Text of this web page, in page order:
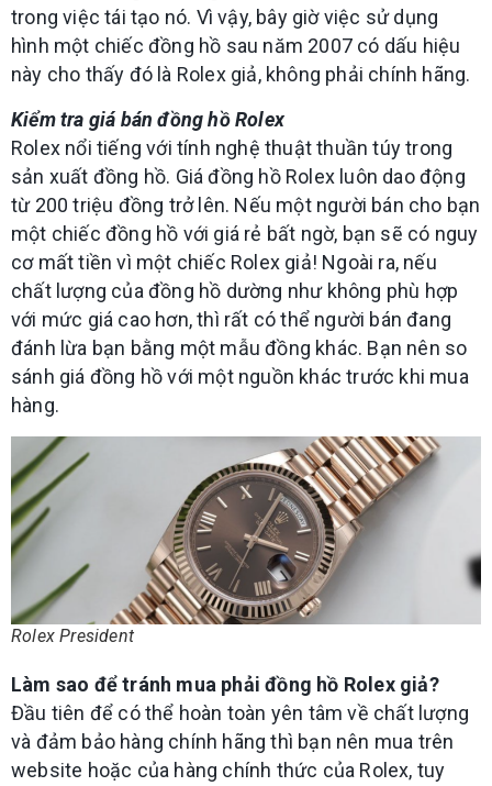
trong việc tái tạo nó. Vì vậy, bây giờ việc sử dụng
hình một chiếc đồng hồ sau năm 2007 có dấu hiệu
này cho thấy đó là Rolex giả, không phải chính hãng.
Kiểm tra giá bán đồng hồ Rolex
Rolex nổi tiếng với tính nghệ thuật thuần túy trong
sản xuất đồng hồ. Giá đồng hồ Rolex luôn dao động
từ 200 triệu đồng trở lên. Nếu một người bán cho bạn
một chiếc đồng hồ với giá rẻ bất ngờ, bạn sẽ có nguy
cơ mất tiền vì một chiếc Rolex giả! Ngoài ra, nếu
chất lượng của đồng hồ dường như không phù hợp
với mức giá cao hơn, thì rất có thể người bán đang
đánh lừa bạn bằng một mẫu đồng khác. Bạn nên so
sánh giá đồng hồ với một nguồn khác trước khi mua
hàng.
Rolex President
Làm sao để tránh mua phải đồng hồ Rolex giả?
Đầu tiên để có thể hoàn toàn yên tâm về chất lượng
và đảm bảo hàng chính hãng thì bạn nên mua trên
website hoặc của hàng chính thức của Rolex, tuy